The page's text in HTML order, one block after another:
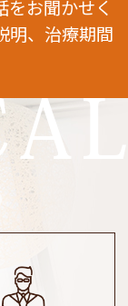
をお聞かせく
明、治療期間